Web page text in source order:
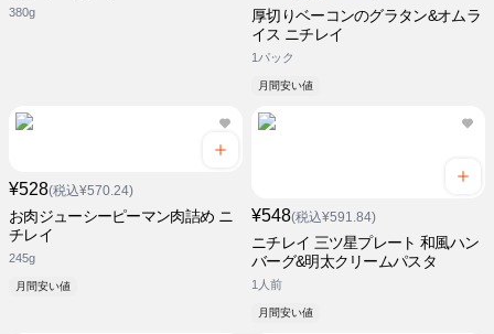
380g
厚切りベーコンのグラタン&オムラ
イス ニチレイ
1パック
月間安い値
¥528(税込¥570.24)
お肉ジューシーピーマン肉詰め ニ
チレイ
245g
月間安い値
¥548(税込¥591.84)
ニチレイ 三ツ星プレート 和風ハン
バーグ&明太クリームパスタ
1人前
月間安い値